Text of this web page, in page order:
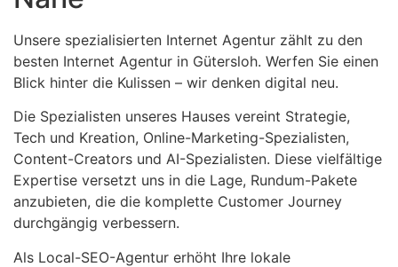
Unsere spezialisierten Internet Agentur zählt zu den
besten Internet Agentur in Gütersloh. Werfen Sie einen
Blick hinter die Kulissen – wir denken digital neu.
Die Spezialisten unseres Hauses vereint Strategie,
Tech und Kreation, Online-Marketing-Spezialisten,
Content-Creators und AI-Spezialisten. Diese vielfältige
Expertise versetzt uns in die Lage, Rundum-Pakete
anzubieten, die die komplette Customer Journey
durchgängig verbessern.
Als Local-SEO-Agentur erhöht Ihre lokale